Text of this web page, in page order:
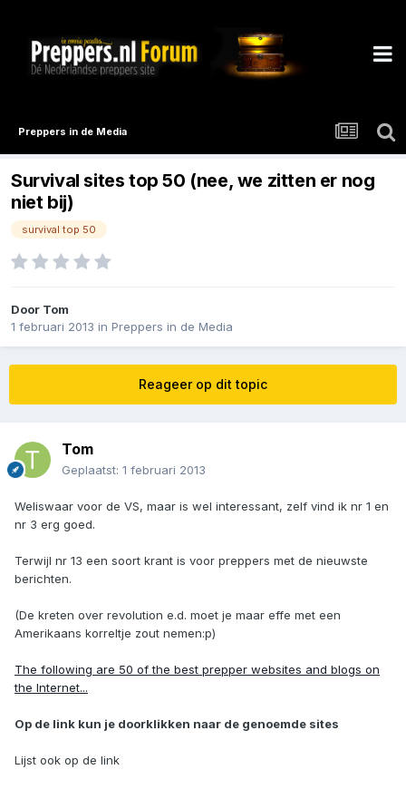
Preppers in de Media
Survival sites top 50 (nee, we zitten er nog
niet bij)
survival top 50
Door Tom
1 februari 2013 in Preppers in de Media
Reageer op dit topic
Tom
Geplaatst: 1 februari 2013
Weliswaar voor de VS, maar is wel interessant, zelf vind ik nr 1 en
nr 3 erg goed.
Terwijl nr 13 een soort krant is voor preppers met de nieuwste
berichten.
(De kreten over revolution e.d. moet je maar effe met een
Amerikaans korreltje zout nemen:p)
The following are 50 of the best prepper websites and blogs on
the Internet...
Op de link kun je doorklikken naar de genoemde sites
Lijst ook op de link